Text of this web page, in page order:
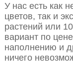
У нас есть как
цветов, так и
растений или
вариант по
наполнению и
ничего